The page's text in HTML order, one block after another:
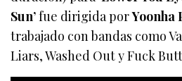
Sun’fue dirigida porYoonha
trabajado con bandas como
Liars, Washed Out y Fuck